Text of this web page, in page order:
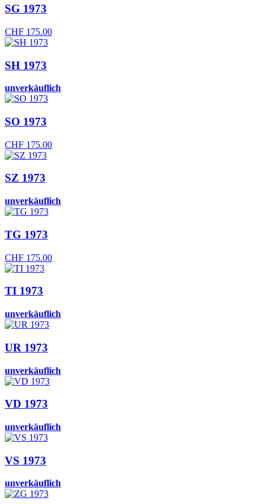
SG 1973
CHF 175.00
SH 1973
unverkäuflich
SO 1973
CHF 175.00
SZ 1973
unverkäuflich
TG 1973
CHF 175.00
TI 1973
unverkäuflich
UR 1973
unverkäuflich
VD 1973
unverkäuflich
VS 1973
unverkäuflich